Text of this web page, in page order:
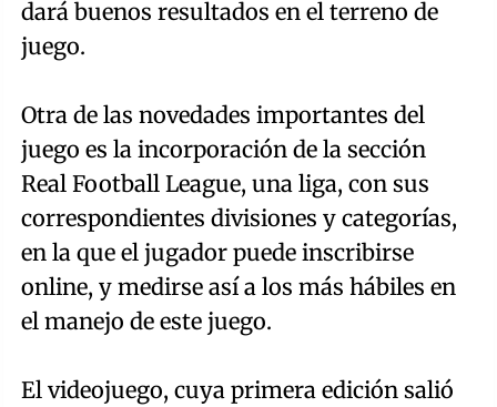
dará buenos resultados en el terreno de
juego.
Otra de las novedades importantes del
juego es la incorporación de la sección
Real Football League, una liga, con sus
correspondientes divisiones y categorías,
en la que el jugador puede inscribirse
online, y medirse así a los más hábiles en
el manejo de este juego.
El videojuego, cuya primera edición salió